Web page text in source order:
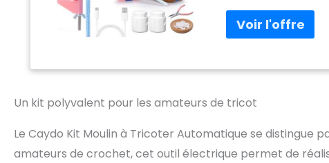
excellent kit de
machine à tricoter
des fils de plus
crochet et les
tutoriels détaillés
Un kit polyvalent pour les amateurs de tricot
Le Caydo Kit Moulin à Tricoter Automatique se distingue
amateurs de crochet, cet outil électrique permet de